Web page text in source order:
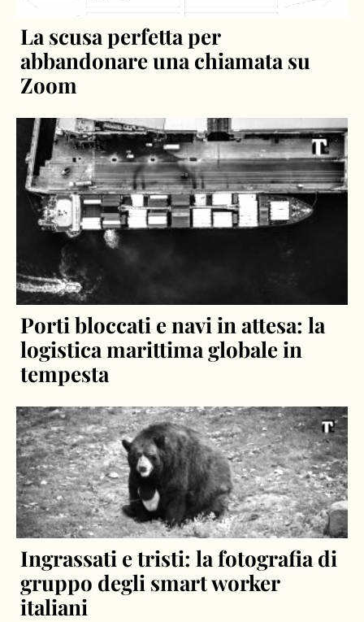
La scusa perfetta per
abbandonare una chiamata su
Zoom
Porti bloccati e navi in attesa: la
logistica marittima globale in
tempesta
Ingrassati e tristi: la fotografia di
gruppo degli smart worker
italiani